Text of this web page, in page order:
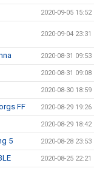
2020-09-05 15:52
2020-09-04 23:31
2020-08-31 09:53
2020-08-31 09:08
2020-08-30 18:59
FF 2020-08-29 19:26
2020-08-29 18:42
5 2020-08-28 23:53
2020-08-25 22:21